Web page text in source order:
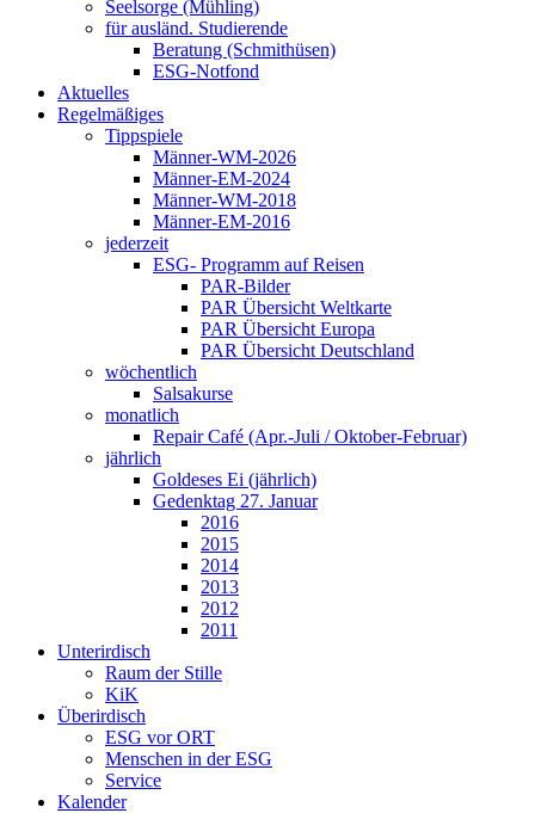
Seelsorge (Mühling)
für ausländ. Studierende
Beratung (Schmithüsen)
ESG-Notfond
Aktuelles
Regelmäßiges
Tippspiele
Männer-WM-2026
Männer-EM-2024
Männer-WM-2018
Männer-EM-2016
jederzeit
ESG- Programm auf Reisen
PAR-Bilder
PAR Übersicht Weltkarte
PAR Übersicht Europa
PAR Übersicht Deutschland
wöchentlich
Salsakurse
monatlich
Repair Café (Apr.-Juli / Oktober-Februar)
jährlich
Goldeses Ei (jährlich)
Gedenktag 27. Januar
2016
2015
2014
2013
2012
2011
Unterirdisch
Raum der Stille
KiK
Überirdisch
ESG vor ORT
Menschen in der ESG
Service
Kalender